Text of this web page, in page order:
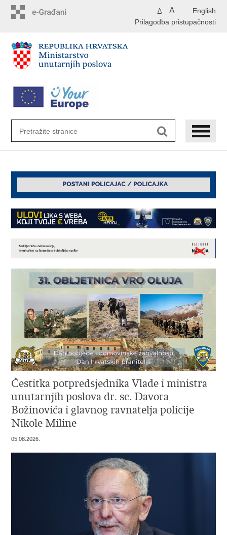
English
A A
Prilagodba pristupačnosti
Čestitka potpredsjednika Vlade i ministra
unutarnjih poslova dr. sc. Davora
Božinovića i glavnog ravnatelja policije
Nikole Miline
05.08.2026.